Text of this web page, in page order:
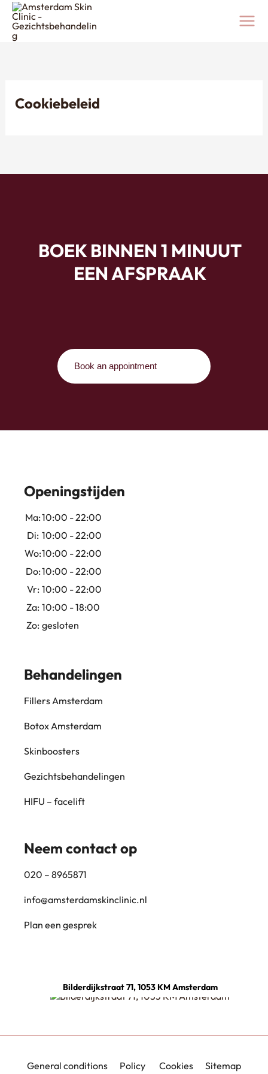
naar
inhoud
Cookiebeleid
BOEK BINNEN 1 MINUUT
EEN AFSPRAAK
Book an appointment
Openingstijden
Ma:10:00 - 22:00
Di: 10:00 - 22:00
Wo:10:00 - 22:00
Do:10:00 - 22:00
Vr: 10:00 - 22:00
Za: 10:00 - 18:00
Zo: gesloten
Behandelingen
Fillers Amsterdam
Botox Amsterdam
Skinboosters
Gezichtsbehandelingen
HIFU – facelift
Neem contact op
020 – 8965871
info@amsterdamskinclinic.nl
Plan een gesprek
Bilderdijkstraat 71, 1053 KM Amsterdam
General conditions Policy Cookies Sitemap